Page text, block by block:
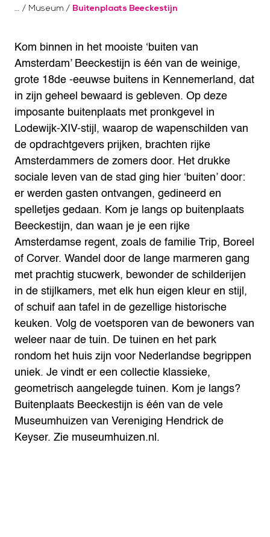
/ Museum / Buitenplaats Beeckestijn
Kom binnen in het mooiste ‘buiten van
Amsterdam’Beeckestijn is één van de weinige,
grote 18de -eeuwse buitens in Kennemerland, dat
in zijn geheel bewaard is gebleven. Op deze
imposante buitenplaats met pronkgevel in
Lodewijk-XIV-stijl, waarop de wapenschilden van
de opdrachtgevers prijken, brachten rijke
Amsterdammers de zomers door. Het drukke
sociale leven van de stad ging hier ‘buiten’ door:
er werden gasten ontvangen, gedineerd en
spelletjes gedaan. Kom je langs op buitenplaats
Beeckestijn, dan waan je je een rijke
Amsterdamse regent, zoals de familie Trip, Boreel
of Corver. Wandel door de lange marmeren gang
met prachtig stucwerk, bewonder de schilderijen
in de stijlkamers, met elk hun eigen kleur en stijl,
of schuif aan tafel in de gezellige historische
keuken. Volg de voetsporen van de bewoners van
weleer naar de tuin. De tuinen en het park
rondom het huis zijn voor Nederlandse begrippen
uniek. Je vindt er een collectie klassieke,
geometrisch aangelegde tuinen. Kom je langs?
Buitenplaats Beeckestijn is één van de vele
Museumhuizen van Vereniging Hendrick de
Keyser. Zie museumhuizen.nl.